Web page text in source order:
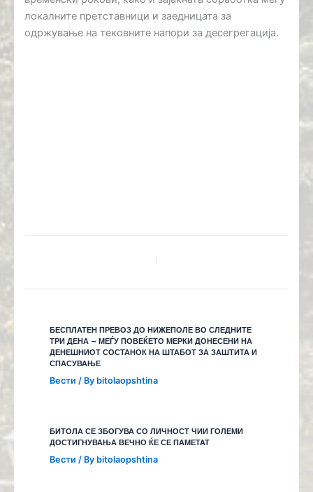
локалните претставници и заедницата за
одржување на тековните напори за десегрегација.
БЕСПЛАТЕН ПРЕВОЗ ДО НИЖЕПОЛЕ ВО СЛЕДНИТЕ
ТРИ ДЕНА – МЕЃУ ПОВЕЌЕТО МЕРКИ ДОНЕСЕНИ НА
ДЕНЕШНИОТ СОСТАНОК НА ШТАБОТ ЗА ЗАШТИТА И
СПАСУВАЊЕ
Вести / By bitolaopshtina
БИТОЛА СЕ ЗБОГУВА СО ЛИЧНОСТ ЧИИ ГОЛЕМИ
ДОСТИГНУВАЊА ВЕЧНО ЌЕ СЕ ПАМЕТАТ
Вести / By bitolaopshtina